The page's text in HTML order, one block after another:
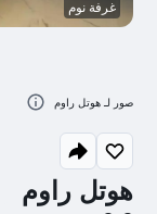
هوتل راوم
غرفة نوم
صور لـ هوتل راوم